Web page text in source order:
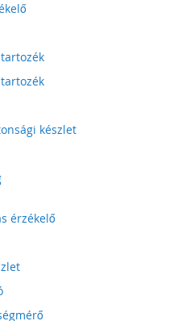
készlet
érzékelő